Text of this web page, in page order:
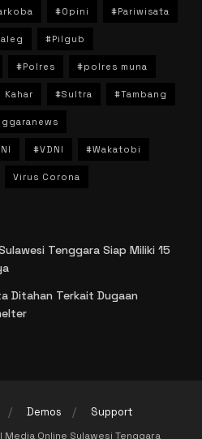
#Opini #Pariwisata
#Pilgub
#Polres #polres muna
Kahar #Sultra #Tambang
#VDNI #Wakatobi
Virus Corona
Tenggara Siap Miliki 15
Ditahan Terkait Dugaan
Demos Support
Media Online Sulawesi Tenggara